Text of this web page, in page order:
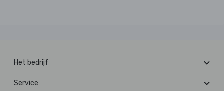
Het bedrijf
Service